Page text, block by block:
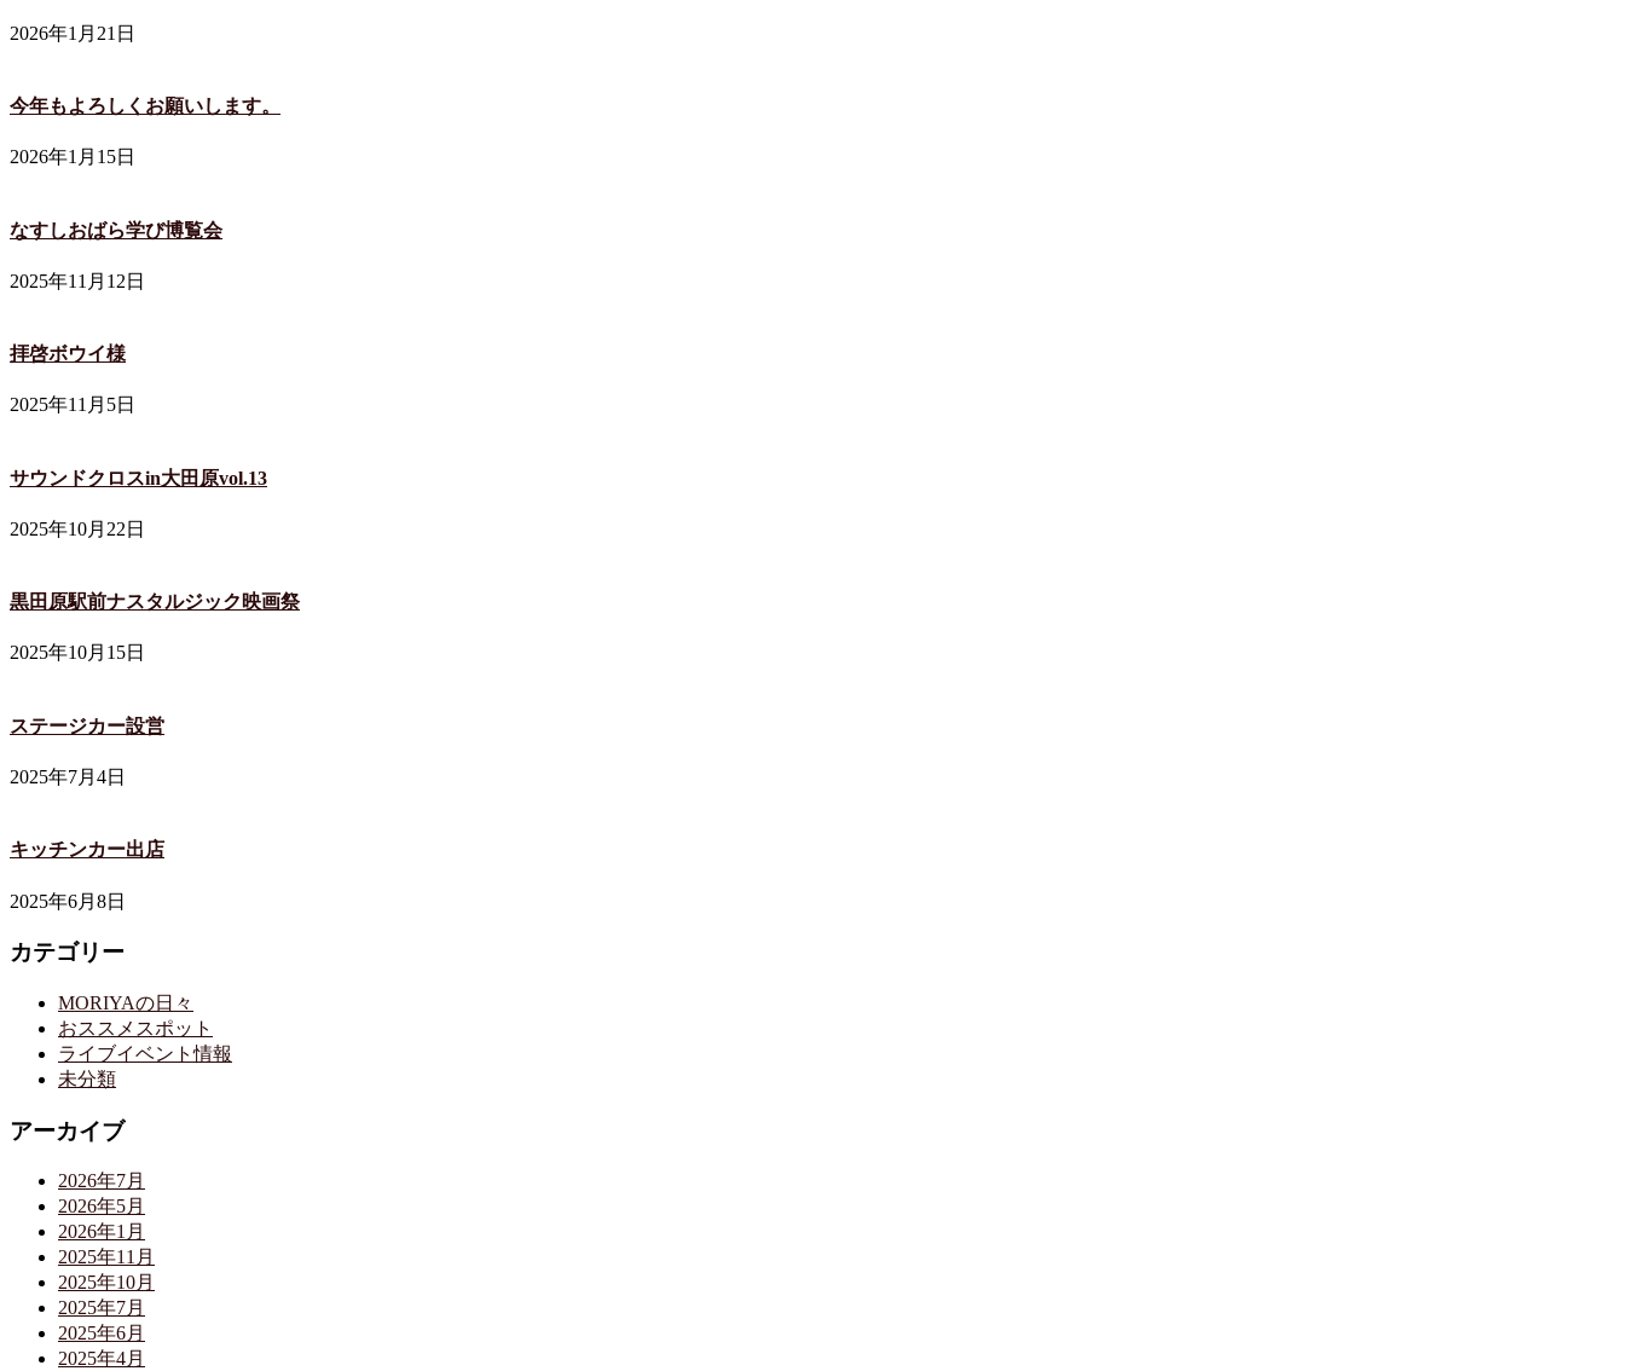
2026年1月21日
今年もよろしくお願いします。
2026年1月15日
なすしおばら学び博覧会
2025年11月12日
拝啓ボウイ様
2025年11月5日
サウンドクロスin大田原vol.13
2025年10月22日
黒田原駅前ナスタルジック映画祭
2025年10月15日
ステージカー設営
2025年7月4日
キッチンカー出店
2025年6月8日
カテゴリー
MORIYAの日々
おススメスポット
ライブイベント情報
未分類
アーカイブ
2026年7月
2026年5月
2026年1月
2025年11月
2025年10月
2025年7月
2025年6月
2025年4月